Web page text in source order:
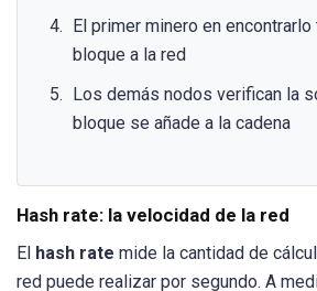
El primer minero en
bloque a la red
Los demás nodos verifican la
bloque se añade a la cadena
Hash rate: la velocidad de la red
El hash rate mide la cantidad de
red puede realizar por segundo. A